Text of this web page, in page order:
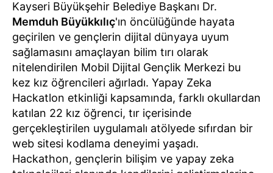
Kayseri Büyükşehir Belediye Başkanı Dr.
Memduh Büyükkılıç'ın öncülüğünde hayata
geçirilen ve gençlerin dijital dünyaya uyum
sağlamasını amaçlayan bilim tırı olarak
nitelendirilen Mobil Dijital Gençlik Merkezi bu
kez kız öğrencileri ağırladı. Yapay Zeka
Hackatlon etkinliği kapsamında, farklı okullardan
katılan 22 kız öğrenci, tır içerisinde
gerçekleştirilen uygulamalı atölyede sıfırdan bir
web sitesi kodlama deneyimi yaşadı.
Hackathon, gençlerin bilişim ve yapay zeka